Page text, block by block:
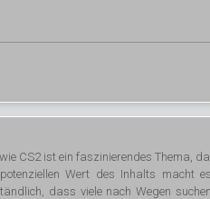
CS2 ist ein faszinierendes Thema,
Wert des Inhalts macht
dass viele nach Wegen